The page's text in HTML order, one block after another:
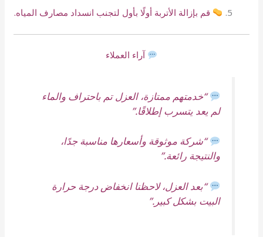
قم بإزالة الأتربة أولًا بأول لتجنب انسداد مصارف المياه.
آراء العملاء
“خدمتهم ممتازة، العزل تم باحتراف والماء
لم يعد يتسرب إطلاقًا.”
“شركة موثوقة وأسعارها مناسبة جدًا،
والنتيجة رائعة.”
“بعد العزل، لاحظنا انخفاض درجة حرارة
البيت بشكل كبير.”